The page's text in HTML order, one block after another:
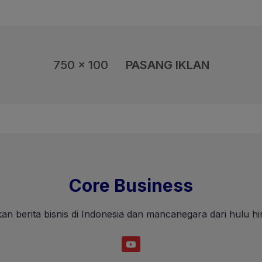
750 x 100 PASANG IKLAN
Core Business
berita bisnis di Indonesia dan mancanegara dari hulu